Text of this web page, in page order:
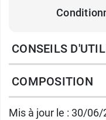
Lors d'un
CONSEILS
COMPOSITION
Mis à jour le : 30/06/